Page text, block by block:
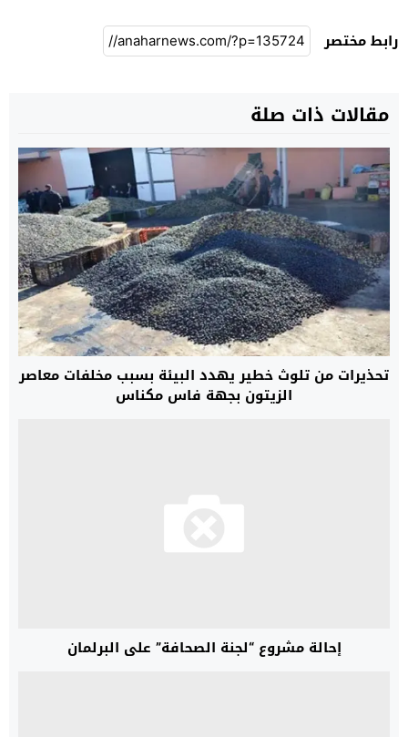
رابط مختصر
مقالات ذات صلة
تحذيرات من تلوث خطير يهدد البيئة بسبب مخلفات معاصر
الزيتون بجهة فاس مكناس
إحالة مشروع “لجنة الصحافة” على البرلمان